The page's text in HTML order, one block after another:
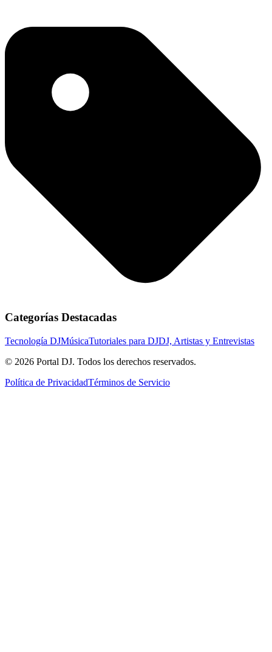
Categorías Destacadas
Tecnología DJMúsicaTutoriales para DJDJ, Artistas y Entrevistas
© 2026 Portal DJ. Todos los derechos reservados.
Política de PrivacidadTérminos de Servicio